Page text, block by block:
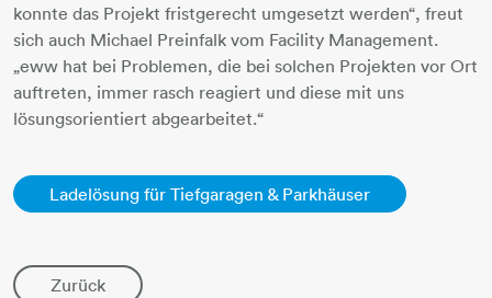
konnte das Projekt fristgerecht umgesetzt werden“, freut
sich auch Michael Preinfalk vom Facility Management.
„eww hat bei Problemen, die bei solchen Projekten vor Ort
auftreten, immer rasch reagiert und diese mit uns
lösungsorientiert abgearbeitet.“
Ladelösung für Tiefgaragen & Parkhäuser
Zurück